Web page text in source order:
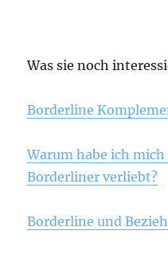
Was sie noch
Borderline
Warum habe ich
Borderliner verliebt?
Borderline und